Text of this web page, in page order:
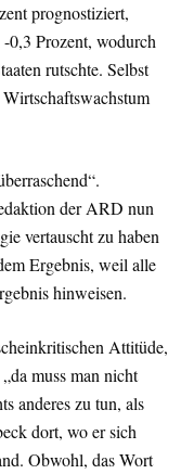
prognostiziert,
0,3 Prozent, wodurch
rutschte. Selbst
der ARD nun
vertauscht zu haben
Ergebnis, weil alle
hinweisen.
Attitüde,
muss man nicht
anderes zu tun, als
dort, wo er sich
Obwohl, das Wort